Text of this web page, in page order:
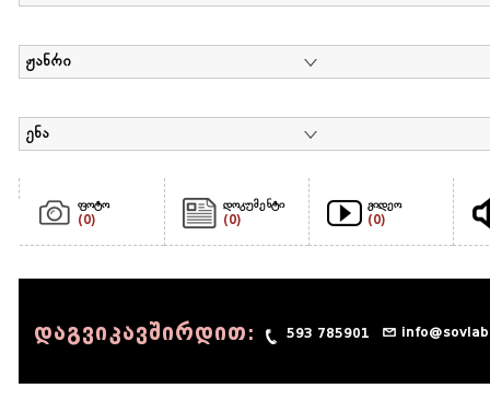
ჟანრი
ენა
ფოტო
(0)
დოკუმენტი
(0)
ვიდეო
(0)
დაგვიკავშირდით: 593 785901